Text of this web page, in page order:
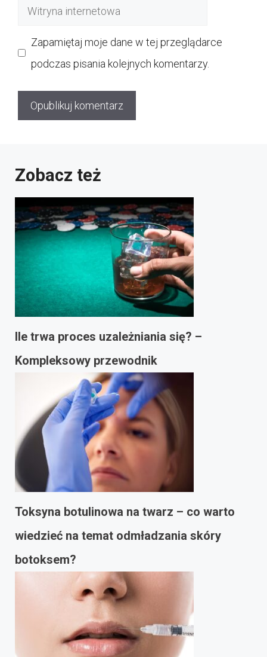
Witryna
Zapamiętaj moje dane w tej przeglądarce
podczas pisania kolejnych komentarzy.
Zobacz też
Ile trwa proces uzależniania się? –
Kompleksowy przewodnik
Toksyna botulinowa na twarz – co warto
wiedzieć na temat odmładzania skóry
botoksem?